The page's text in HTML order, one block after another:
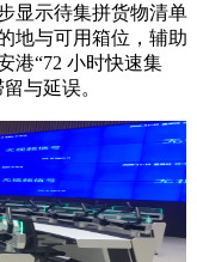
显示待集拼货物清单
地与可用箱位，辅助
港“72 小时快速集
与延误。